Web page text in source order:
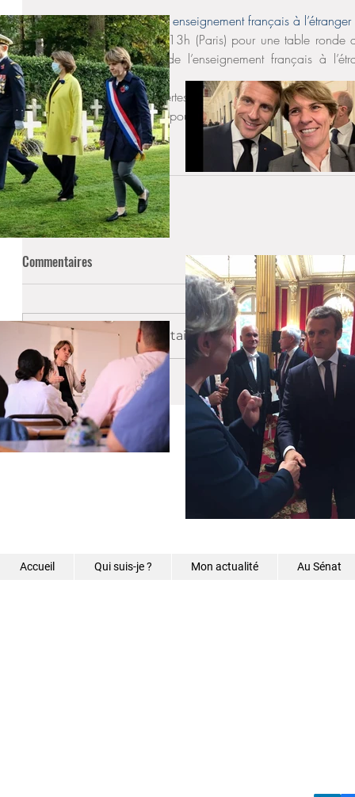
Les rendez-vous ReflexeS, enseignement français à l’étranger
RDV le 21 septembre à 13h (Paris) pour une table ronde
rentrée dans le réseau de l’enseignement français à
prochaines années.
Les inscriptions sont ouvertes :
https://reflexe-s.com/
Nous comptons sur vous pour partager cette invitation
Circonscription
Actualités
Education
Commentaires
Rédigez un commentaire...
Accueil Qui suis-je ? Mon actualité Au Sénat